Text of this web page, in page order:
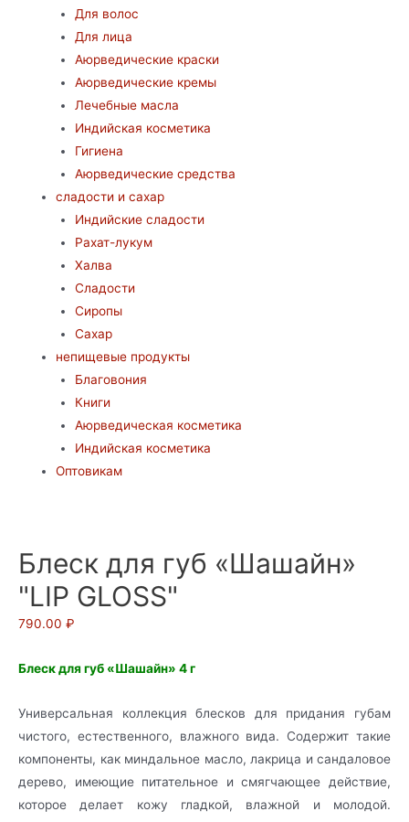
Для волос
Для лица
Аюрведические краски
Аюрведические кремы
Лечебные масла
Индийская косметика
Гигиена
Аюрведические средства
сладости и сахар
Индийские сладости
Рахат-лукум
Халва
Сладости
Сиропы
Сахар
непищевые продукты
Благовония
Книги
Аюрведическая косметика
Индийская косметика
Оптовикам
Блеск для губ «Шашайн»
"LIP GLOSS"
790.00 ₽
Блеск для губ «Шашайн» 4 г
Универсальная коллекция блесков для придания губам
чистого, естественного, влажного вида. Содержит такие
компоненты, как миндальное масло, лакрица и сандаловое
дерево, имеющие питательное и смягчающее действие,
которое делает кожу гладкой, влажной и молодой.